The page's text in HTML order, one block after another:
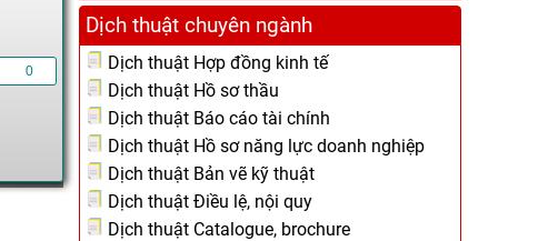
Dịch thuật chuyên ngành
Dịch thuật Hợp đồng kinh tế
Dịch thuật Hồ sơ thầu
Dịch thuật Báo cáo tài chính
Dịch thuật Hồ sơ năng lực doanh nghiệp
Dịch thuật Bản vẽ kỹ thuật
Dịch thuật Điều lệ, nội quy
Dịch thuật Catalogue, brochure